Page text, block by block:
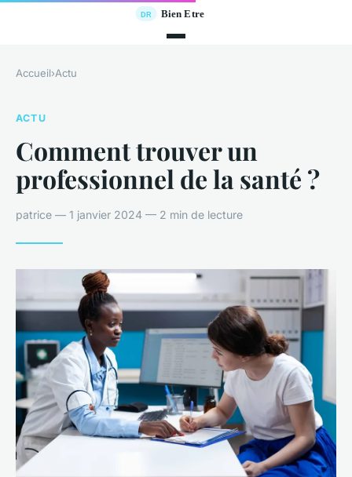
Accueil›Actu
ACTU
Comment trouver un
professionnel de la santé ?
patrice — 1 janvier 2024 — 2 min de lecture